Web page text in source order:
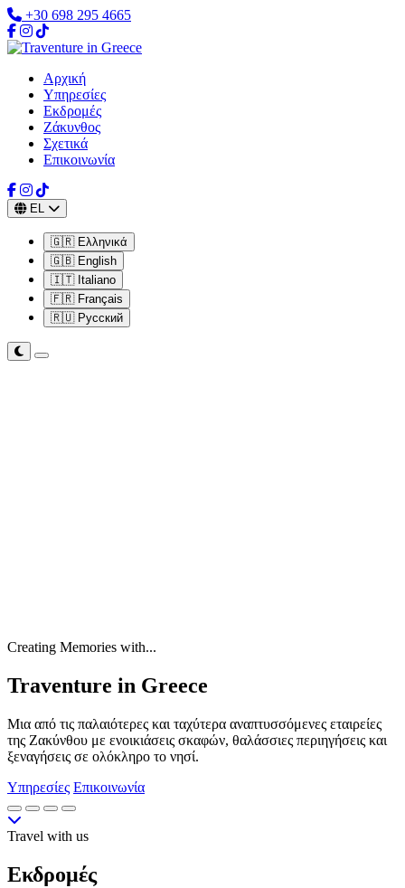
+30 698 295 4665
Αρχική
Υπηρεσίες
Εκδρομές
Ζάκυνθος
Σχετικά
Επικοινωνία
EL
🇬🇷 Ελληνικά
🇬🇧 English
🇮🇹 Italiano
🇫🇷 Français
🇷🇺 Русский
Creating Memories with...
Traventure in Greece
Μια από τις παλαιότερες και ταχύτερα αναπτυσσόμενες εταιρείες
της Ζακύνθου με ενοικιάσεις σκαφών, θαλάσσιες περιηγήσεις και
ξεναγήσεις σε ολόκληρο το νησί.
Υπηρεσίες Επικοινωνία
Travel with us
Εκδρομές